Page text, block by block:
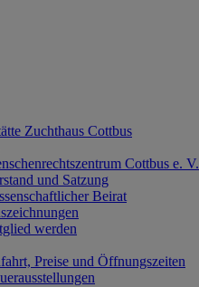
Zuchthaus Cottbus
Cottbus e. V.
und Satzung
Beirat
werden
Preise und Öffnungszeiten